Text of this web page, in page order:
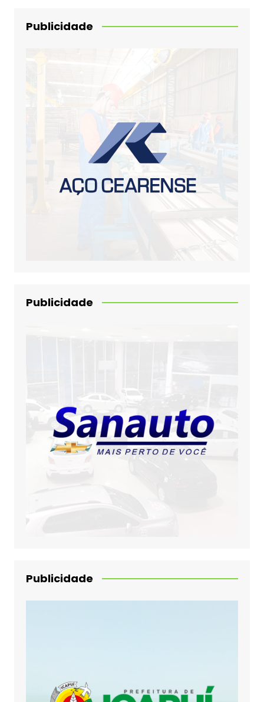
Publicidade
Publicidade
Publicidade